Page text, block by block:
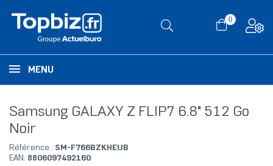
0
MENU
Samsung GALAXY Z FLIP7 6.8" 512 Go
Noir
Référence : SM-F766BZKHEUB
EAN: 8806097492160